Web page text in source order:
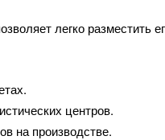
легко разместить
центров.
на производстве.